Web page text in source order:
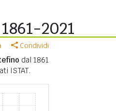
2021
Condividi
dal 1861
ISTAT.